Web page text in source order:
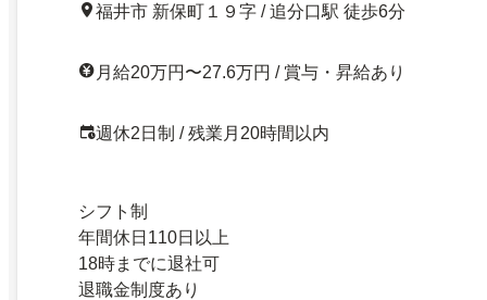
福井市 新保町１９字 / 追分口駅 徒歩6分
月給20万円〜27.6万円 / 賞与・昇給あり
週休2日制 / 残業月20時間以内
シフト制
年間休日110日以上
18時までに退社可
退職金制度あり